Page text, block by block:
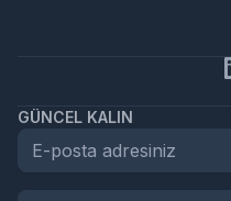
GÜNCEL KALIN